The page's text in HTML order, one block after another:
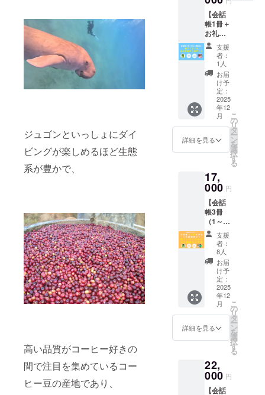
ジュゴンといっしょにダイ
ビングが楽しめるほど生態
系が豊かで、
高い品質がコーヒー好きの
間で注目を集めているコー
ヒー豆の産地であり、
表示
（推定
値） 1
袋（200
ｇ）当
たり エ
ネル
ギー：
280kcal
たんぱ
く質：
16.2ｇ
質
：
20.2ｇ
食塩相
当量：
2.8ｇ 品
名 ：
アグア
サール
イカ
ン 名
称 ：
魚の
ハーブ
スープ
原材料
名：鰆
産）、
ネギ、
葉、レ
モング
ラス 、
ヒ 名
称 ：
豚肉の
甘酸煮
原材料
名：豚
肉（カ
ナダ
産）、
玉ね
ぎ、に
んに
く、ケ
チャッ
プマニ
ド、唐
辛子、
オリー
ブオイ
ル/調味
料（ア
ミノ
酸） 栄
養成分
表示
（推定
値） 1
袋（200
ｇ）当
たり エ
ネル
ギー：
280kcal
16.2ｇ
脂
質
入くだ
さい。
※掲載す
るお名
前は1文
字あた
り3mm
四方を
想定し
ていま
すが、
支援人
数で変
動する
ことを
ご了承
くださ
本リ
ターン
の内容
は
50,000
円のも
のと同
じです
が、初
期のも
のを
「早割
対象」
とし
て、
50,500
に再設
した。
帳に掲
載する
お名前
（15文
字以
内）】
をご記
入くだ
さい。
※掲載す
るお名
前は1文
字あた
四方を
想定し
支援人
数で変
動する
ことを
ご了承
くださ
い。
て、オ
ンライ
ン上で
日本か
ら東
ティ
モール
到着ま
で、現
地の衣
食住と
いった
文化や
などを
ご案
お答え
しま
す。
コー
ヒーに
ついて
は、現
地で
コー
ヒー事
業に関
わって
いたス
ペシャ
ルゲス
介。
（90分
（Zoom
使用予
定） ・
のメー
ル、制
作活動
報告
メー
ル、会
話帳に
お名前
掲載）
・『旅
の指さ
し会話
帳 東
ティ
モー
ル』1冊
（オン
ライ
ン） ・
イベン
ト「オ
ンライ
ンで東
ティ
モール
人と友
達にな
う！」
ご招待
※画像に
話帳は
サンプ
成品は
デザイ
ンが変
と、完
成報告
会と、
東ティ
モール
人の皆
さんと
の交流
イベン
ト（東
京開
催）に
ご招待
しま
す。 ・
のメー
ル、制
作活動
報告
メー
ル、会
話帳に
お名前
掲載）
・『旅
の指さ
し会話
帳 東
ティ
モー
ル』1冊
・完成
ン） ・
イベン
ト「東
【会話
帳1冊＋
お礼＋
報告会
＋お土
産セッ
ト】 お
礼のメ
ニュー
に加え
て、会
話帳1冊
の提供
と、完
成報告
会にご
ます。
また、
東ティ
モール
ならで
はのお
土産
セット
をお送
りしま
す。 ・
お礼メ
ニュー
（感謝
のメー
ル、制
作活動
話帳に
お名前
掲載）
・『旅
支援
者：
1人
お届
け予
定：
2025
年12
月
詳細を見る
こ
の
リ
タ
ー
ン
を
選
択
す
る
17,
000 円
【会話
帳3冊
（1～2
冊寄
贈）＋
お礼＋
報告
会】 お
礼のメ
ニュー
に加え
て、会
話帳3冊
の提供
＆寄贈
と、完
会にご
招待し
ます。
・お礼
支援
者：
8人
お届
け予
定：
2025
年12
月
詳細を見る
こ
の
リ
タ
ー
ン
を
選
択
す
る
22,
000 円
【会話